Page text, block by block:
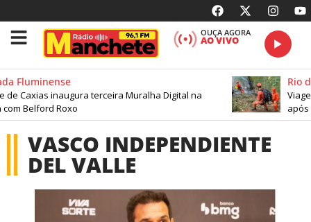
OUÇA AGORA
AO VIVO
Fluminense
de Caxias inaugura terceira Muralha Digital na
Belford Roxo
Rio
após
VASCO INDEPENDIENTE
DEL VALLE